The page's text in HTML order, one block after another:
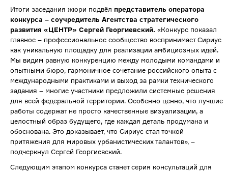
Итоги заседания жюри подвёл представитель оператора
конкурса – соучредитель Агентства стратегического
развития «ЦЕНТР» Сергей Георгиевский. «Конкурс показал
главное – профессиональное сообщество воспринимает Сириус
как уникальную площадку для реализации амбициозных идей.
Мы видим равную конкуренцию между молодыми командами и
опытными бюро, гармоничное сочетание российского опыта с
международными практиками и выход за рамки технического
задания – многие участники предложили системные решения
для всей федеральной территории. Особенно ценно, что лучшие
работы содержат не просто качественные визуализации, а
целостный образ будущего, где каждая деталь продумана и
обоснована. Это доказывает, что Сириус стал точкой
притяжения для мировых урбанистических талантов», –
подчеркнул Сергей Георгиевский.
Следующим этапом конкурса станет серия консультаций для